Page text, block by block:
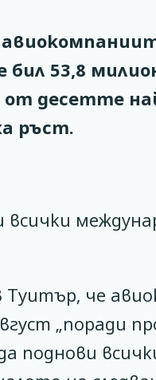
бил 53,8
десетте
ръст.
всички
че
„поради
поднови